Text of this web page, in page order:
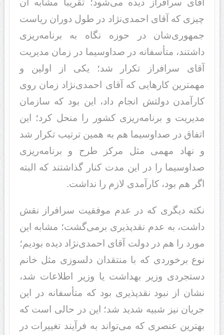
آقای سرافراز دیده می‌شود؛ تقریباً مشابه آن
چیزی که آقای احمدی‌نژاد در طول دوران ریاست
جمهوری‌شان در حوزه نگاه به برنامه‌ریزی
داشتند، متأسفانه در صداوسیما در زمان مدیریت
آقای سرافراز تکرار شد؛ یکی از اولین و
مهمترین کارهایی که آقای احمدی‌نژاد زمان روی
کارآمدن دولتش انجام داد، این بود که سازمان
مدیریت و برنامه‌ریزی کشور را منحل کرد؛ این
اتفاق در صداوسیما هم به همین ترتیب تکرار شد
و نهاد مهمی مثل مرکز طرح و برنامه‌ریزی
صداوسیما را در این مدت کنار گذاشتند که البته
اگر هم بود، کارآمدی لازم را نداشت.
نکته دیگری که در عدم موفقیت سرافراز نقش
داشت، به عدم نقدپذیری برمی‌گشت؛ مشابه این
مورد را هم در دولت آقای احمدی‌نژاد دیده بودیم؛
نوع برخوردی که با منتقدان دلسوزی مثل خانم
دستجردی وزیر بهداشت یا وزیر اطلاعات شد،
نشان از نبود نقدپذیری بود که متأسفانه در این
جریان نیز شبیه شدید شد؛ این در حالی است که
بهترین عنصری که می‌تواند به فرآیند تغییرات در